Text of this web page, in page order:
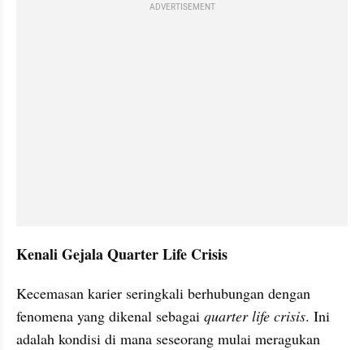
ADVERTISEMENT
Kenali Gejala Quarter Life Crisis
Kecemasan karier seringkali berhubungan dengan
fenomena yang dikenal sebagai quarter life crisis. Ini
adalah kondisi di mana seseorang mulai meragukan